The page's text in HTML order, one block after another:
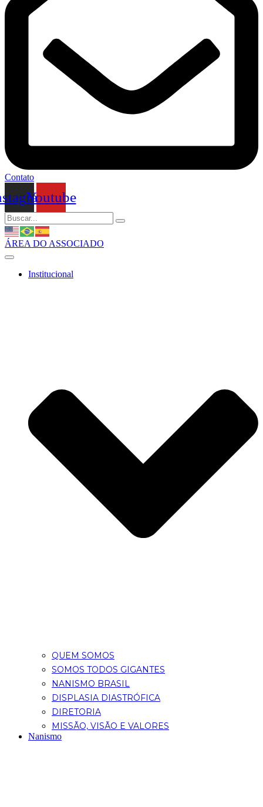
Contato
Youtube
ÁREA DO ASSOCIADO
Institucional
QUEM SOMOS
SOMOS TODOS GIGANTES
NANISMO BRASIL
DISPLASIA DIASTRÓFICA
DIRETORIA
MISSÃO, VISÃO E VALORES
Nanismo